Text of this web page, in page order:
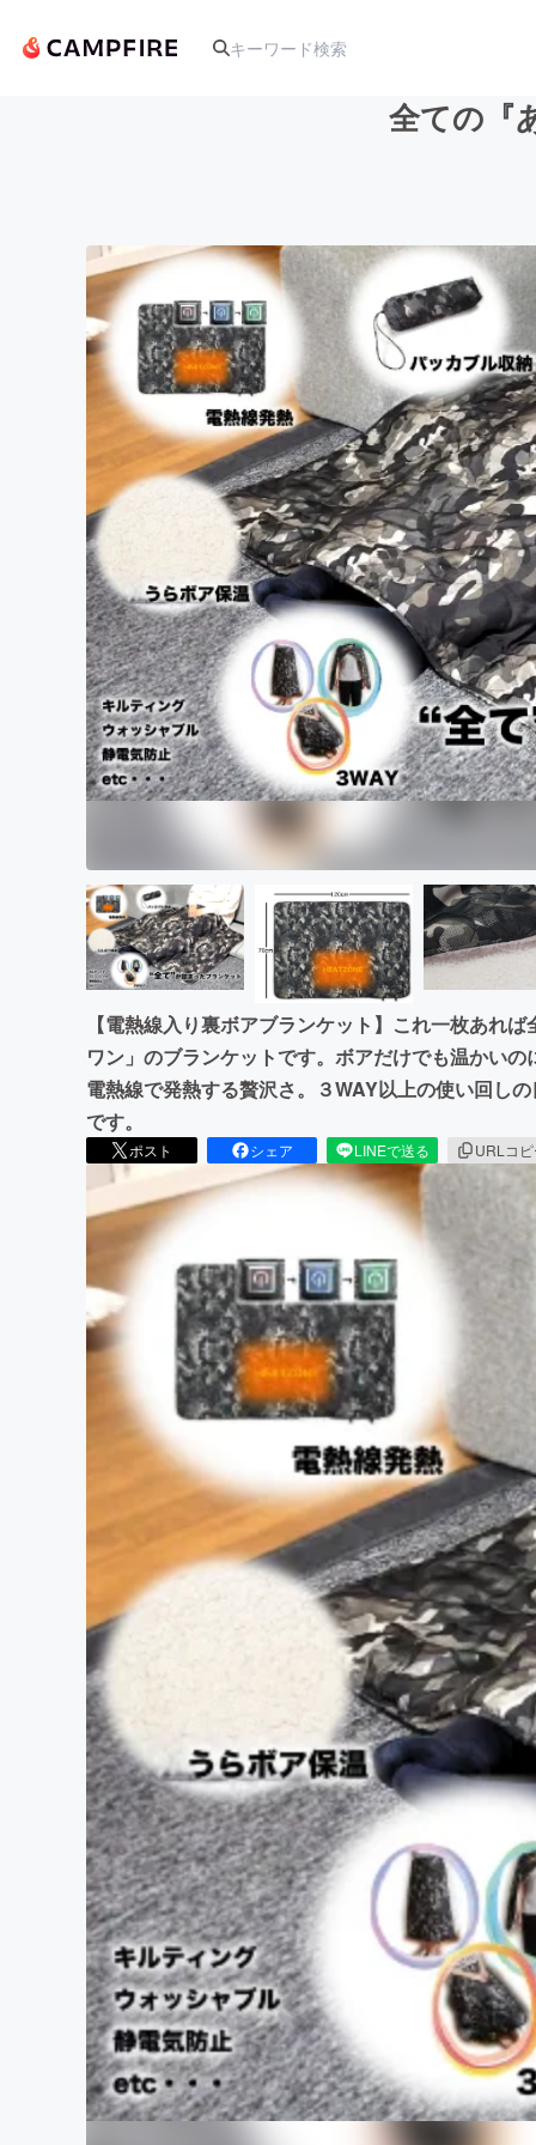
アート・写真
テクノロジー・ガジェット
映像・映画
ビジネス・起業
まちづくり・地域活性化
全ての『
【電熱線入り裏ボアブランケット】これ一枚あれ
ワン」のブランケットです。ボアだけでも温かい
電熱線で発熱する贅沢さ。３WAY以上の使い回し
です。
ポスト シェア LINEで送る URLコ